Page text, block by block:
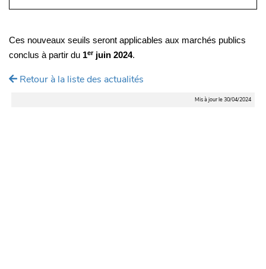
Ces nouveaux seuils seront applicables aux marchés publics
conclus à partir du 1erjuin 2024.
Retour à la liste des actualités
Mis à jour le 30/04/2024